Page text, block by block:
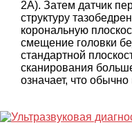
2А). Затем датчик
структуру
корональную
смещение головки
стандартной
сканирования
означает, что